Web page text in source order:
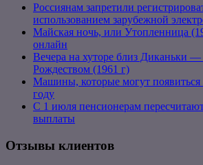
Россиянам запретили
использованием зарубежной
Майская ночь, или Утопленница
онлайн
Вечера на хуторе близ Диканьки
Рождеством (1961 г)
Машины, которые могут
году
С 1 июля пенсионерам
выплаты
Отзывы клиентов